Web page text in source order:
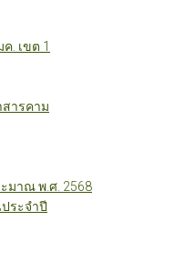
. เขต 1
สารคาม
มาณ พ.ศ. 2568
ระจำปี